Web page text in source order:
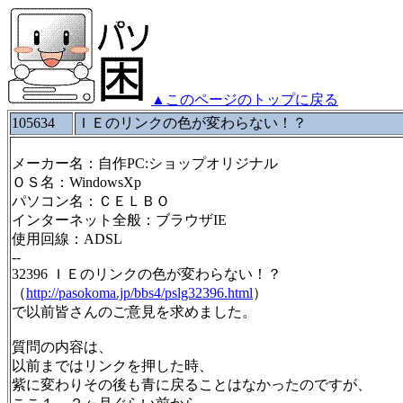
▲このページのトップに戻る
105634
ＩＥのリンクの色が変わらない！？
メーカー名：自作PC:ショップオリジナル
ＯＳ名：WindowsXp
パソコン名：ＣＥＬＢＯ
インターネット全般：ブラウザIE
使用回線：ADSL
--
32396 ＩＥのリンクの色が変わらない！？
（http://pasokoma.jp/bbs4/pslg32396.html）
で以前皆さんのご意見を求めました。
質問の内容は、
以前まではリンクを押した時、
紫に変わりその後も青に戻ることはなかったのですが、